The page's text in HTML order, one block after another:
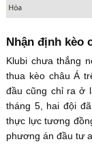
Nhận định kèo
Klubi chưa thắng
thua kèo châu Á
đầu cũng chỉ ra ở
tháng 5, hai đội
thực lực tương
phương án đầu tư